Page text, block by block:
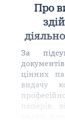
Про
За
цінних
видачу
паперів,